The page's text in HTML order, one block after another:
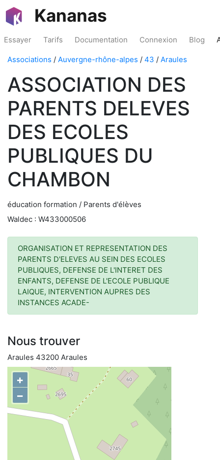
Kananas
Essayer Tarifs Documentation Connexion Blog
Associations / Auvergne-rhône-alpes / 43 / Araules
ASSOCIATION DES
PARENTS DELEVES
DES ECOLES
PUBLIQUES DU
CHAMBON
éducation formation / Parents d'élèves
Waldec : W433000506
ORGANISATION ET REPRESENTATION DES
PARENTS D'ELEVES AU SEIN DES ECOLES
PUBLIQUES, DEFENSE DE L'INTERET DES
ENFANTS, DEFENSE DE L'ECOLE PUBLIQUE
LAIQUE, INTERVENTION AUPRES DES
INSTANCES ACADE-
Nous trouver
Araules 43200 Araules
+
−